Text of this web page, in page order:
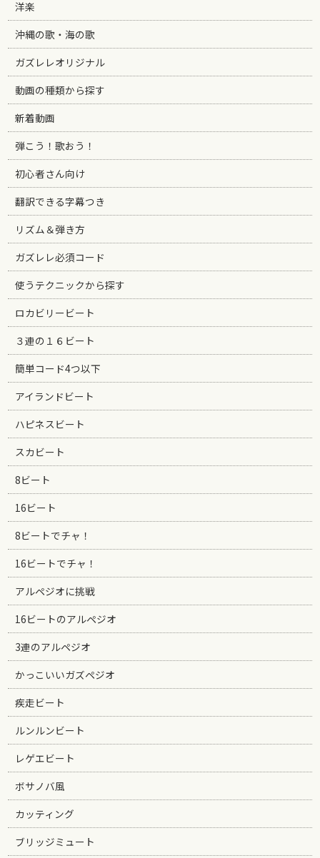
洋楽
沖縄の歌・海の歌
ガズレレオリジナル
動画の種類から探す
新着動画
弾こう！歌おう！
初心者さん向け
翻訳できる字幕つき
リズム＆弾き方
ガズレレ必須コード
使うテクニックから探す
ロカビリービート
３連の１６ビート
簡単コード4つ以下
アイランドビート
ハピネスビート
スカビート
8ビート
16ビート
8ビートでチャ！
16ビートでチャ！
アルペジオに挑戦
16ビートのアルペジオ
3連のアルペジオ
かっこいいガズペジオ
疾走ビート
ルンルンビート
レゲエビート
ボサノバ風
カッティング
ブリッジミュート